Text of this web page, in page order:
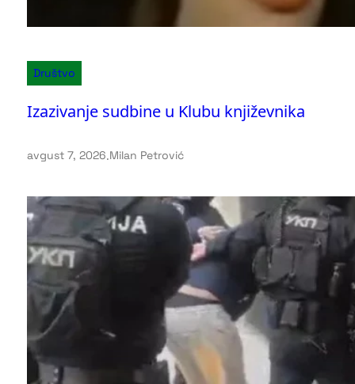
Društvo
Izazivanje sudbine u Klubu književnika
avgust 7, 2026.Milan Petrović